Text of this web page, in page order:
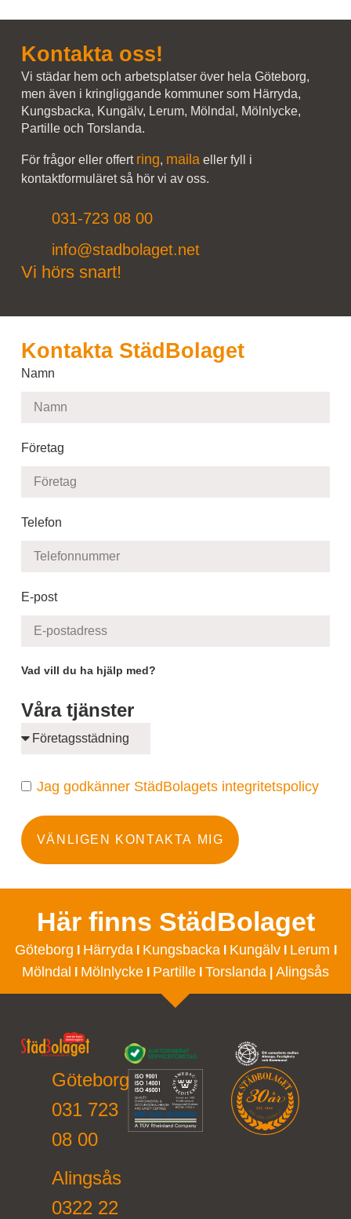
Kontakta oss!
Vi städar hem och arbetsplatser över hela Göteborg,
men även i kringliggande kommuner som Härryda,
Kungsbacka, Kungälv, Lerum, Mölndal, Mölnlycke,
Partille och Torslanda.
För frågor eller offert ring, maila eller fyll i
kontaktformuläret så hör vi av oss.
031-723 08 00
info@stadbolaget.net
Vi hörs snart!
Kontakta StädBolaget
Namn
Företag
Telefon
E-post
Vad vill du ha hjälp med?
Våra tjänster
Jag godkänner StädBolagets integritetspolicy
VÄNLIGEN KONTAKTA MIG
Här finns StädBolaget
Göteborg HärrydaI KungsbackaI KungälvI Lerum
Mölndal Mölnlycke Partille Torslanda Alingsås
Göteborg
031 723
08 00
Alingsås
0322 22